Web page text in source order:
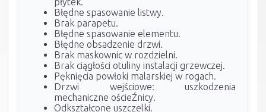
Błędne spasowanie listwy.
Brak parapetu.
Błędne spasowanie elementu.
Błędne obsadzenie drzwi.
Brak maskownic w rozdzielni.
Brak ciągłości otuliny instalacji grzewczej.
Pęknięcia powłoki malarskiej w rogach.
Drzwi wejściowe: uszkodzenia
mechaniczne ościeŹnicy.
Odkształcone uszczelki.